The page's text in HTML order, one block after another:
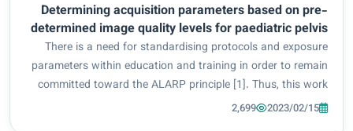
Determining acquisition parameters based on pre-
determined image quality levels for paediatric pelvis
radiography using manual exposure
There is a need for standardising protocols and exposure
parameters within education and training in order to remain
committed toward the ALARP principle [1]. Thus, this work
aims to determine optimum acquisition parameters for
2023/02/15
2,699